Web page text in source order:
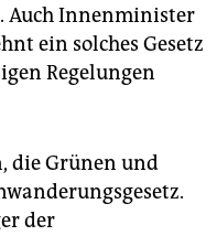
Auch Innenminister
ein solches Gesetz
Regelungen
die Grünen und
der